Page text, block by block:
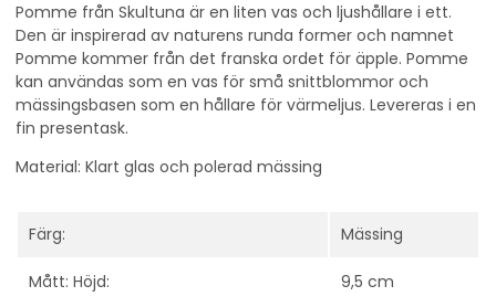
Pomme från Skultuna är en liten vas och ljushållare i ett.
Den är inspirerad av naturens runda former och namnet
Pomme kommer från det franska ordet för äpple. Pomme
kan användas som en vas för små snittblommor och
mässingsbasen som en hållare för värmeljus. Levereras i en
fin presentask.
Material: Klart glas och polerad mässing
Färg: Mässing
Mått: Höjd: 9,5 cm